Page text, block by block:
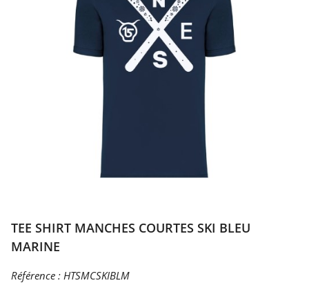
TEE SHIRT MANCHES COURTES SKI BLEU
MARINE
Référence : HTSMCSKIBLM